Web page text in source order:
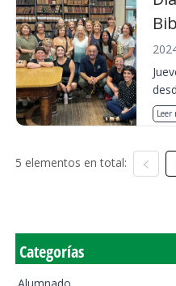
Leer
5 elementos en total:
Categorías